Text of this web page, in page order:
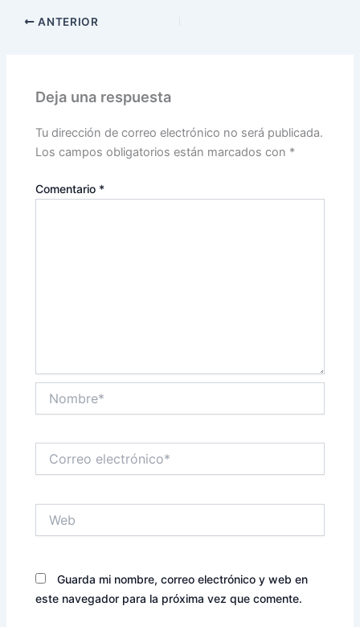
ANTERIOR
Deja una respuesta
Tu dirección de correo electrónico no será publicada.
Los campos obligatorios están marcados con *
Comentario *
electrónico*
Guarda mi nombre, correo electrónico y web en
este navegador para la próxima vez que comente.